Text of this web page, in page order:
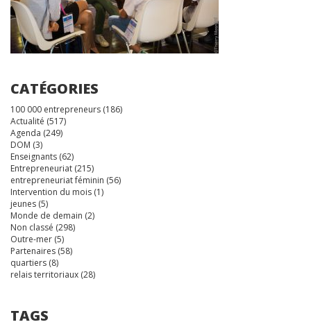
CATÉGORIES
100 000 entrepreneurs (186)
Actualité (517)
Agenda (249)
DOM (3)
Enseignants (62)
Entrepreneuriat (215)
entrepreneuriat féminin (56)
Intervention du mois (1)
jeunes (5)
Monde de demain (2)
Non classé (298)
Outre-mer (5)
Partenaires (58)
quartiers (8)
relais territoriaux (28)
TAGS